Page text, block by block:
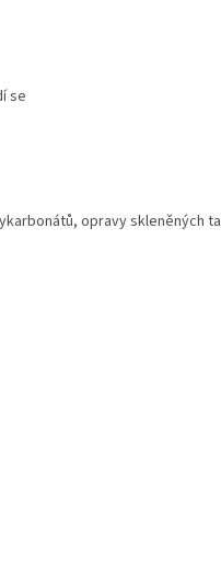
se
opravy skleněných